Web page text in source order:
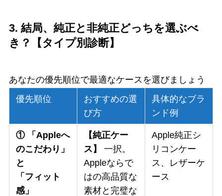
3. 結局、純正と非純正どっちを選ぶべ
き？【タイプ別診断】
あなたの優先順位で最適なケースを選びましょう
優先順位
おすすめの選
び方
具体的なブラ
ンド例
① 「Appleへ
のこだわり」
と
「フィット
感」
【純正ケー
ス】
一択。
Appleならで
はの高品質な
素材と完璧な
Apple純正シ
リコンケー
ス、レザーケ
ース